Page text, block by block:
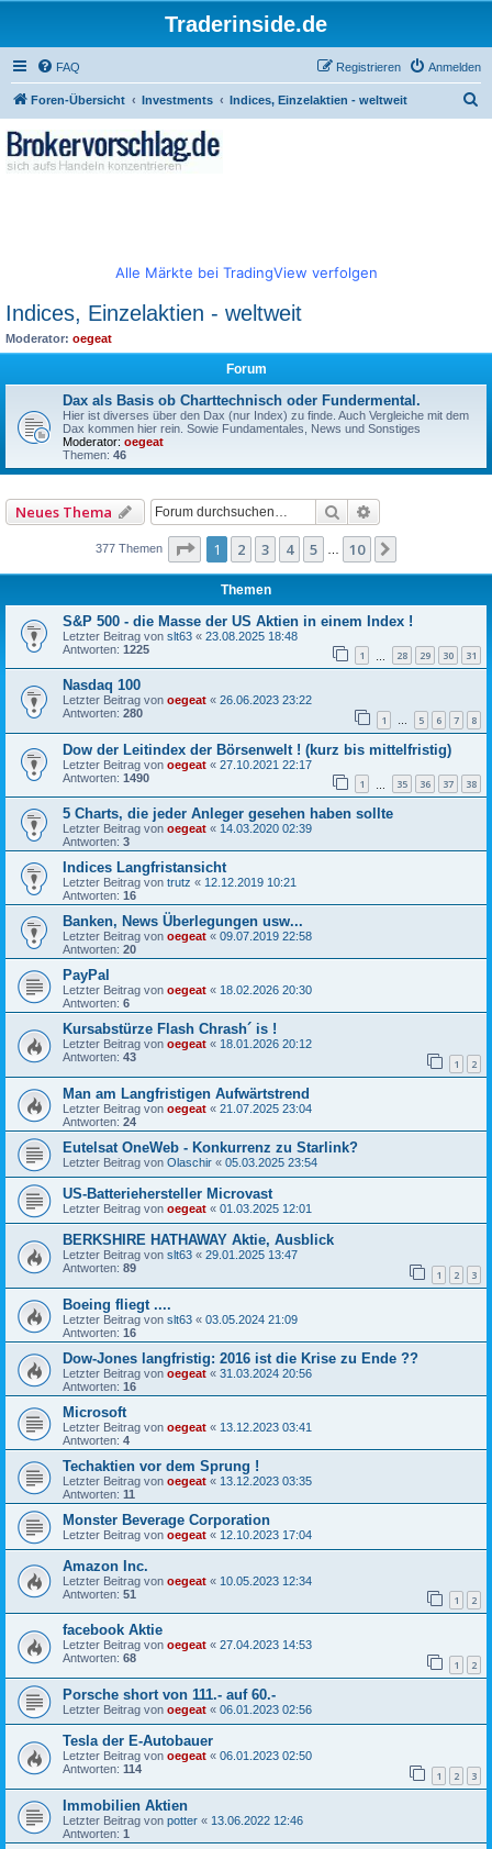
Traderinside.de
FAQ Anmelden
Registrieren
Foren-Übersicht Investments Indices, Einzelaktien - weltweit
Alle Märkte bei TradingView verfolgen
Indices, Einzelaktien - weltweit
Moderator: oegeat
Forum
Dax als Basis ob Charttechnisch oder Fundermental.
Hier ist diverses über den Dax (nur Index) zu finde. Auch Vergleiche mit dem
Dax kommen hier rein. Sowie Fundamentales, News und Sonstiges
Moderator: oegeat
Themen: 46
Neues Thema Suche
377 Themen Seite 1von 10
1 2 3 4 5 10
Themen
S&P 500 - die Masse der US Aktien in einem Index !
Letzter Beitrag von slt63 « 23.08.2025 18:48
Antworten: 1225 1 28 29 30 31
Nasdaq 100
Letzter Beitrag von oegeat « 26.06.2023 23:22
Antworten: 280 1 … 5 6 7 8
Dow der Leitindex der Börsenwelt ! (kurz bis mittelfristig)
Letzter Beitrag von oegeat « 27.10.2021 22:17
Antworten: 1490 1 35 36 37 38
5 Charts, die jeder Anleger gesehen haben sollte
Letzter Beitrag von oegeat « 14.03.2020 02:39
Antworten: 3
Indices Langfristansicht
Letzter Beitrag von trutz « 12.12.2019 10:21
Antworten: 16
Banken, News Überlegungen usw...
Letzter Beitrag von oegeat « 09.07.2019 22:58
Antworten: 20
PayPal
Letzter Beitrag von oegeat « 18.02.2026 20:30
Antworten: 6
Kursabstürze Flash Chrash´ is !
Letzter Beitrag von oegeat « 18.01.2026 20:12
Antworten: 43 1 2
Man am Langfristigen Aufwärtstrend
Letzter Beitrag von oegeat « 21.07.2025 23:04
Antworten: 24
Eutelsat OneWeb - Konkurrenz zu Starlink?
Letzter Beitrag von Olaschir « 05.03.2025 23:54
US-Batteriehersteller Microvast
Letzter Beitrag von oegeat « 01.03.2025 12:01
BERKSHIRE HATHAWAY Aktie, Ausblick
Letzter Beitrag von slt63 « 29.01.2025 13:47
Antworten: 89 1 2 3
Boeing fliegt ....
Letzter Beitrag von slt63 « 03.05.2024 21:09
Antworten: 16
Dow-Jones langfristig: 2016 ist die Krise zu Ende ??
Letzter Beitrag von oegeat « 31.03.2024 20:56
Antworten: 16
Microsoft
Letzter Beitrag von oegeat « 13.12.2023 03:41
Antworten: 4
Techaktien vor dem Sprung !
Letzter Beitrag von oegeat « 13.12.2023 03:35
Antworten: 11
Monster Beverage Corporation
Letzter Beitrag von oegeat « 12.10.2023 17:04
Amazon Inc.
Letzter Beitrag von oegeat « 10.05.2023 12:34
Antworten: 51 1 2
facebook Aktie
Letzter Beitrag von oegeat « 27.04.2023 14:53
Antworten: 68 1 2
Porsche short von 111.- auf 60.-
Letzter Beitrag von oegeat « 06.01.2023 02:56
Tesla der E-Autobauer
Letzter Beitrag von oegeat « 06.01.2023 02:50
Antworten: 114 1 2 3
Immobilien Aktien
Letzter Beitrag von potter « 13.06.2022 12:46
Antworten: 1